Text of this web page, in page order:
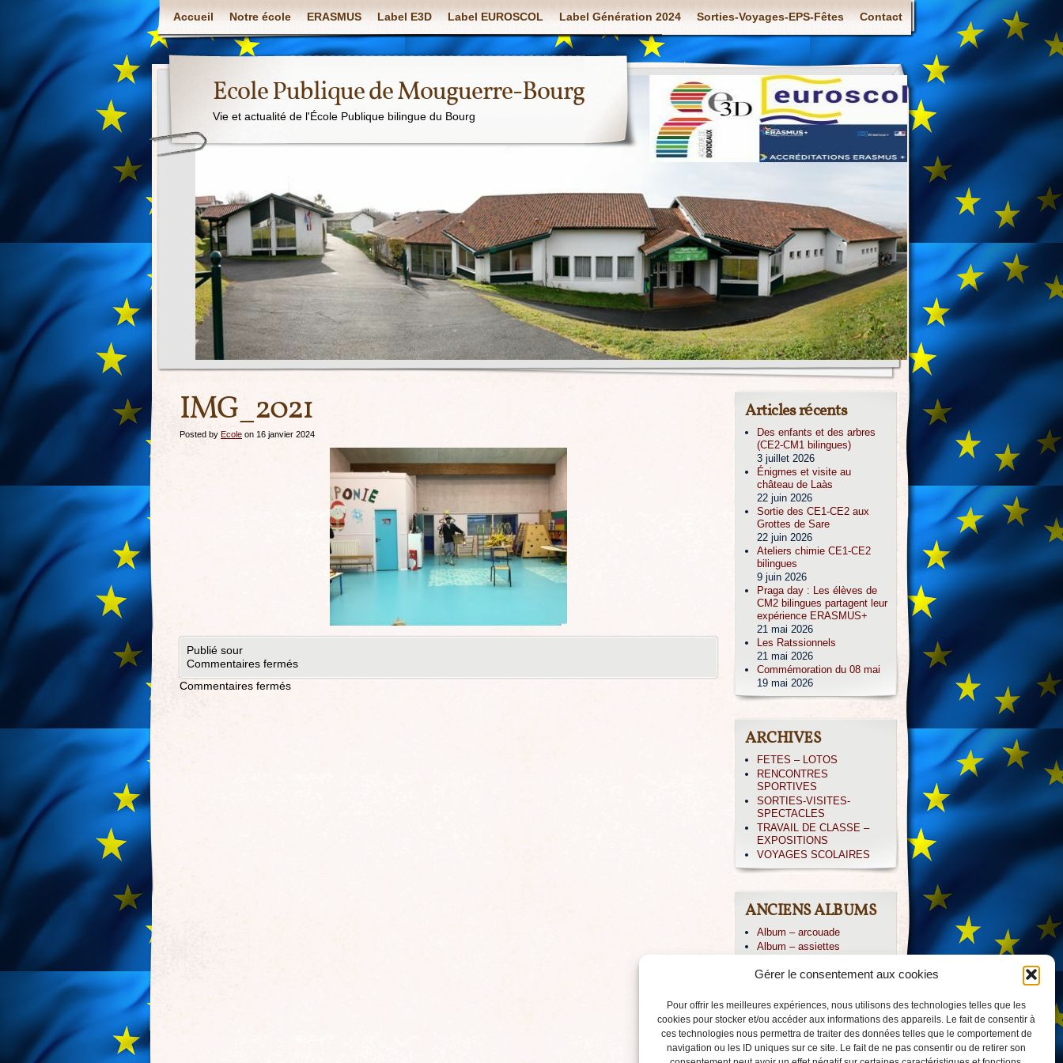
Gérer le consentement aux cookies
Pour offrir les meilleures expériences, nous utilisons des technologies telles que les
cookies pour stocker et/ou accéder aux informations des appareils. Le fait de consentir à
ces technologies nous permettra de traiter des données telles que le comportement de
navigation ou les ID uniques sur ce site. Le fait de ne pas consentir ou de retirer son
Accueil Notre école ERASMUS Label E3D Label EUROSCOL Label Génération 2024 Sorties-Voyages-EPS-Fêtes Contact
Ecole Publique de Mouguerre-Bourg
Vie et actualité de l'École Publique bilingue du Bourg
IMG_2021
Posted by Ecole on 16 janvier 2024
Publié sour
Commentaires fermés
Commentaires fermés
Articles récents
Des enfants et des arbres
(CE2-CM1 bilingues)
3 juillet 2026
Énigmes et visite au
château de Laàs
22 juin 2026
Sortie des CE1-CE2 aux
Grottes de Sare
22 juin 2026
Ateliers chimie CE1-CE2
bilingues
9 juin 2026
Praga day : Les élèves de
CM2 bilingues partagent leur
expérience ERASMUS+
21 mai 2026
Les Ratssionnels
21 mai 2026
Commémoration du 08 mai
19 mai 2026
ARCHIVES
FETES – LOTOS
RENCONTRES
SPORTIVES
SORTIES-VISITES-
SPECTACLES
TRAVAIL DE CLASSE –
EXPOSITIONS
VOYAGES SCOLAIRES
ANCIENS ALBUMS
Album – arcouade
Album – assiettes
Album – CP IRISSARY
Album – Icare
Album – irissarry
Album – jpierre
Album – PAYOLLE 04/013
Album – voile-CM2